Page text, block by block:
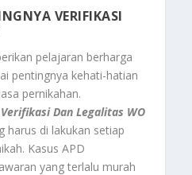
VERIFIKASI
pelajaran berharga
pentingnya kehati-hatian
pernikahan.
Dan Legalitas WO
harus di lakukan setiap
Kasus APD
yang terlalu murah